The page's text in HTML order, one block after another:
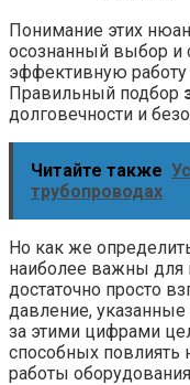
Понимание этих
осознанный выбор и
эффективную
Правильный подбор
долговечности и
Читайте также
трубопроводах
Но как же
наиболее важны для
достаточно просто
давление,
за этими цифрами
способных повлиять
работы